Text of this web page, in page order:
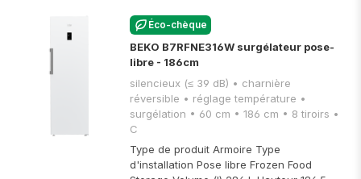
Éco-chèque
BEKO B7RFNE316W surgélateur pose-
libre - 186cm
silencieux (≤ 39 dB) • charnière
réversible • réglage température •
surgélation • 60 cm • 186 cm • 8 tiroirs •
C
Type de produit Armoire Type
d'installation Pose libre Frozen Food